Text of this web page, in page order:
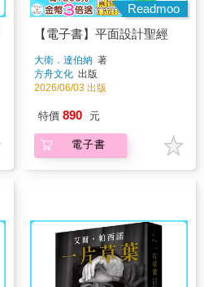
Readmoo
【電子書】平面設計聖經
大衛．達伯納 著
方舟文化 出版
2026/06/03 出版
特價 890 元
電子書